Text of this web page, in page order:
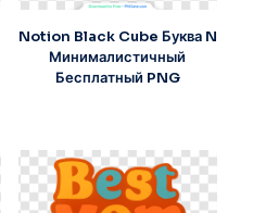
Notion Black Cube Буква N
Минималистичный
Бесплатный PNG